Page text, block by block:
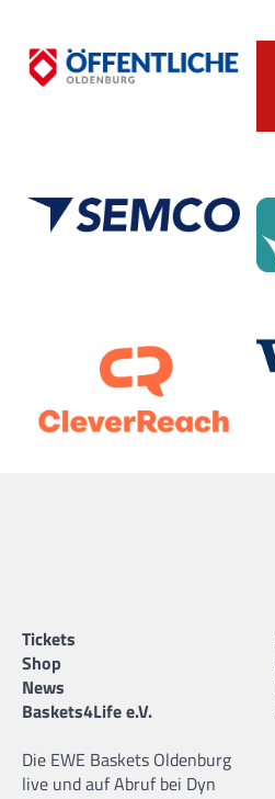
Tickets
Shop
News
Baskets4Life e.V.
Die EWE Baskets Oldenburg
live und auf Abruf bei Dyn